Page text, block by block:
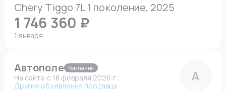
Chery Tiggo 7L 1 поколение, 2025
1 746 360 ₽
1 января
Автополе Компания
На сайте c 18 февраля 2026 г.
Другие объявления продавца
А